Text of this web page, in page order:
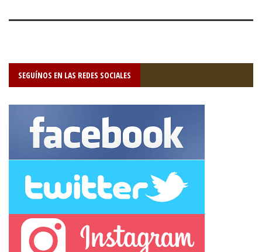
SEGUÍNOS EN LAS REDES SOCIALES